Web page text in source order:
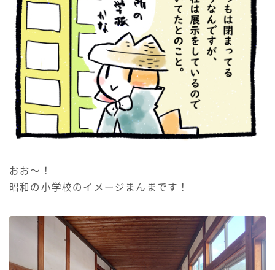
おお～！
昭和の小学校のイメージまんまです！